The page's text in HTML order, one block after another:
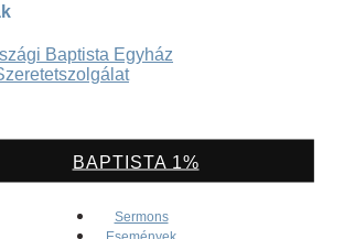
Baptista Egyház
BAPTISTA 1%
Sermons